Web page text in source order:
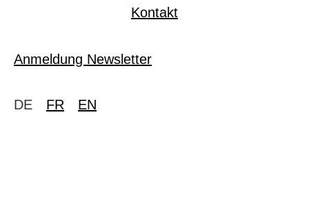
Kontakt
Anmeldung Newsletter
DE FR EN